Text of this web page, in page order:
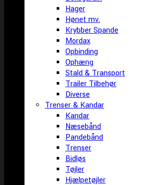
Hager
Hønet mv.
Krybber Spande
Mordax
Opbinding
Ophæng
Stald & Transport
Trailer Tilbehør
Diverse
Trenser & Kandar
Kandar
Næsebånd
Pandebånd
Trenser
Bidløs
Tøjler
Hjælpetøjler